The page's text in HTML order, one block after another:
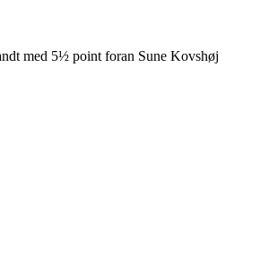
med 5½ point foran Sune Kovshøj